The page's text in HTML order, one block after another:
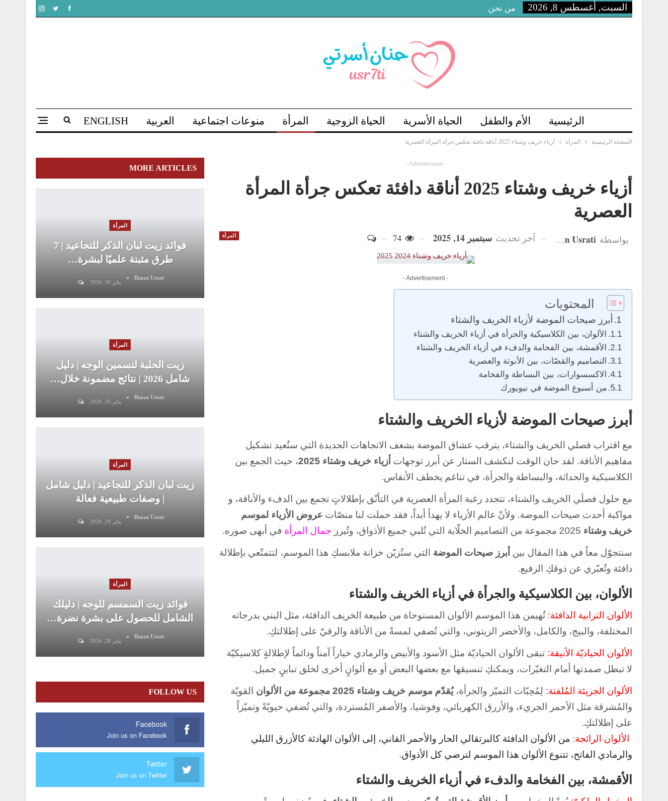
السبت, أغسطس 8, 2026 من نحن
الرئيسية الأم والطفل الحياة الأسرية الحياة الزوجية المرأة منوعات اجتماعية العربية ENGLISH
الصفحة الرئيسية المرأة أزياء خريف وشتاء 2025 أناقة دافئة تعكس جرأة المرأة العصرية
- Advertisement -
أزياء خريف وشتاء 2025 أناقة دافئة تعكس جرأة المرأة
العصرية
المرأة بواسطة Hanan Usrati آخر تحديث سبتمبر 14, 2025
- Advertisement -
المحتويات
أبرز صيحات الموضة لأزياء الخريف والشتاء
الألوان، بين الكلاسيكية والجرأة في أزياء الخريف والشتاء
الأقمشة، بين الفخامة والدفء في أزياء الخريف والشتاء
التصاميم والقصّات، بين الأنوثة والعصرية
الاكسسوارات، بين البساطة والفخامة
من أسبوع الموضة في نيويورك
أبرز صيحات الموضة لأزياء الخريف والشتاء
مع اقتراب فصلي الخريف والشتاء، يترقب عشاق الموضة بشغف الاتجاهات الجديدة التي ستُعيد تشكيل
مفاهيم الأناقة. لقد حان الوقت لنكشف الستار عن أبرز توجهات أزياء خريف وشتاء 2025
، حيث الجمع بين
الكلاسيكية والحداثة، والبساطة والجرأة، في تناغم يخطف الأنفاس.
مع حلول فصلَي الخريف والشتاء، تتجدد رغبة المرأة العصرية في التأنّق بإطلالاتٍ تجمع بين الدفء والأناقة، و
مواكبة أحدث صيحات الموضة. ولأنّ عالم الأزياء لا يهدأ أبداً، فقد حملت لنا منصّات عروض الأزياء لموسم
خريف وشتاء
جمال المرأة في أبهى صوره.
سنتجوّل معاً في هذا المقال بين أبرز صيحات الموضة التي ستُزيّن خزانة ملابسكِ هذا الموسم، لتتمتّعي بإطلالة
دافئة وتُعبّري عن ذوقكِ الرفيع.
الألوان، بين الكلاسيكية والجرأة في أزياء الخريف والشتاء
الألوان الترابية الدافئة: تُهيمن هذا الموسم الألوان المستوحاة من طبيعة الخريف الدافئة، مثل البني بدرجاته
المختلفة، والبيج، والكامل، والأخضر الزيتوني، والتي تُضفي لمسةً من الأناقة والرقيّ على إطلالتكِ.
الألوان الحياديّة الأنيقة: تبقى الألوان الحياديّة مثل الأسود والأبيض والرمادي خياراً آمناً ودائماً لإطلالةٍ كلاسيكيّة
لا تبطل صمدتها أمام التغيّرات، ويمكنكِ تنسيقها مع بعضها البعض أو مع ألوانٍ أخرى لخلق تباينٍ جميل.
الألوان الجريئة المُلفتة: لِمُحِبّات التميّز والجرأة، يُقدّم موسم خريف وشتاء 2025 مجموعة من الألوان
القويّة
والمُشرقة مثل الأحمر الجريء، والأزرق الكهربائي، وفوشيا، والأصفر المُستردة، والتي تُضفي حيويّةً وتميّزاً
على إطلالتكِ.
الألوان الرائجة: من الألوان الدافئة كالبرتقالي الحار والأحمر القاني، إلى الألوان الهادئة كالأزرق الليلي
والرمادي الفاتح، تتنوع الألوان هذا الموسم لترضي كل الأذواق.
الأقمشة، بين الفخامة والدفء في أزياء الخريف والشتاء
MORE ARTICLES
المرأة
فوائد زيت لبان الذكر للتجاعيد | 7
طرق مثبتة علميًا لبشرة…
Hanan Usrati
يناير 30, 2026
المرأة
زيت الحلبة لتسمين الوجه | دليل
شامل 2026 | نتائج مضمونة خلال…
Hanan Usrati
يناير 30, 2026
المرأة
زيت لبان الذكر للتجاعيد | دليل شامل
| وصفات طبيعية فعالة
Hanan Usrati
يناير 29, 2026
المرأة
فوائد زيت السمسم للوجه | دليلك
الشامل للحصول على بشرة نضرة…
Hanan Usrati
يناير 28, 2026
FOLLOW US
Facebook
Join us on Facebook
Twitter
Join us on Twitter